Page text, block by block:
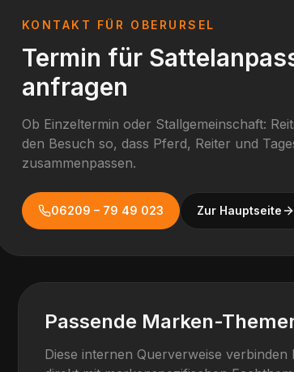
KONTAKT FÜR OBERURSEL
Termin für
anfragen
Ob Einzeltermin oder Stallgemeinschaft:
den Besuch so, dass Pferd, Reiter und
zusammenpassen.
06209 – 79 49 023 Zur Hauptseite
Passende Marken-
Diese internen Querverweise